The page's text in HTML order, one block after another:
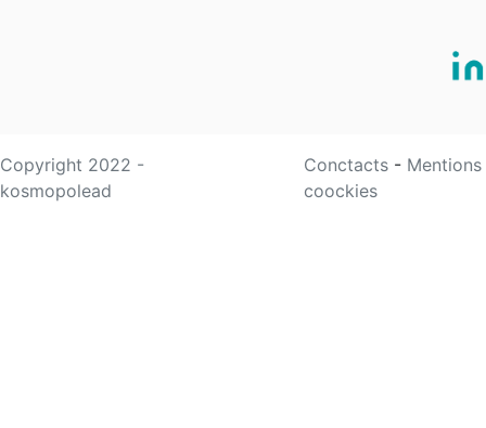
Copyright 2022 -
kosmopolead
Conctacts -
coockies